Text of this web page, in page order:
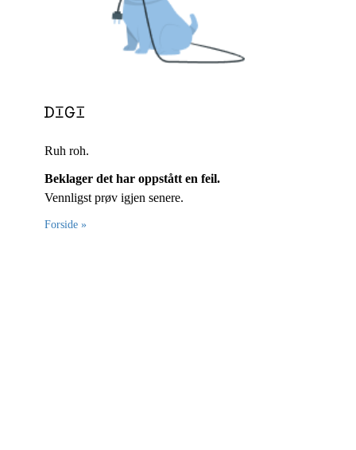
Ruh roh.
Beklager det har oppstått en feil.
Vennligst prøv igjen senere.
Forside »